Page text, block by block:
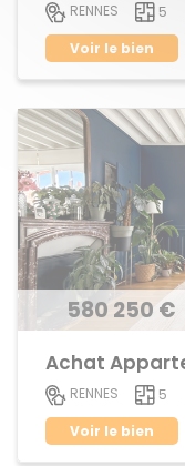
RENNES 5
Voir le bien
580 250 €
Achat
RENNES 5
Voir le bien